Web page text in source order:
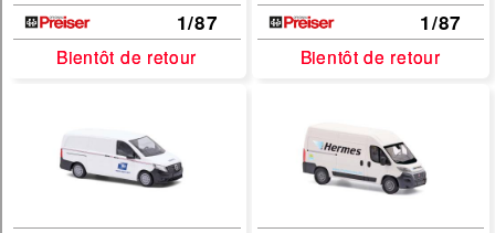
figurine
locomotive-diesel
locomotive-electrique
1/87
Bientôt de retour
Bientôt de retour
1/87
Bientôt de retour
Bientôt de retour